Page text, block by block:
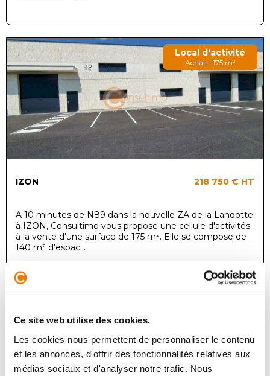
Ce site web utilise des cookies.
Les cookies nous permettent de personnaliser le contenu
et les annonces, d'offrir des fonctionnalités relatives aux
médias sociaux et d'analyser notre trafic. Nous
Local d'activité
Achat - 175 m²
IZON 218 750 € HT
A 10 minutes de N89 dans la nouvelle ZA de la Landotte
à IZON, Consultimo vous propose une cellule d'activités
à la vente d'une surface de 175 m². Elle se compose de
140 m² d'espac...